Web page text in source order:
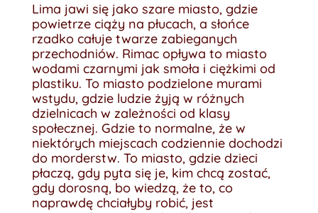
Lima jawi się jako szare miasto, gdzie
powietrze ciąży na płucach, a słońce
rzadko całuje twarze zabieganych
przechodniów. Rimac opływa to miasto
wodami czarnymi jak smoła i ciężkimi od
plastiku. To miasto podzielone murami
wstydu, gdzie ludzie żyją w różnych
dzielnicach w zależności od klasy
społecznej. Gdzie to normalne, że w
niektórych miejscach codziennie dochodzi
do morderstw. To miasto, gdzie dzieci
płaczą, gdy pyta się je, kim chcą zostać,
gdy dorosną, bo wiedzą, że to, co
naprawdę chciałyby robić, jest